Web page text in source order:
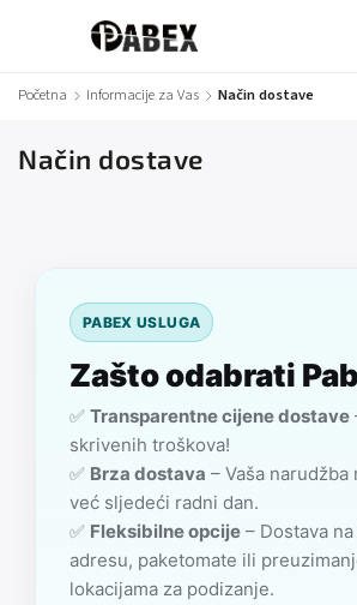
Početna / Informacije za Vas / Način dostave
Način dostave
PABEX USLUGA
Zašto odabrati
✅ Transparentne cijene dostave
skrivenih troškova!
✅ Brza dostava – Vaša narudžba
već sljedeći radni dan.
✅ Fleksibilne opcije – Dostava
adresu, paketomate ili
lokacijama za podizanje.